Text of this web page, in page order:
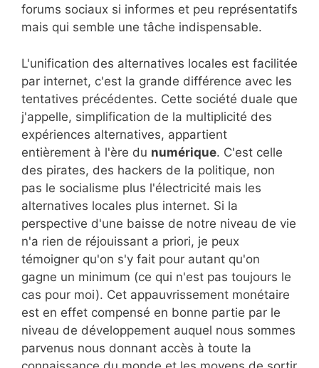
forums sociaux si informes et peu représentatifs
mais qui semble une tâche indispensable.
L'unification des alternatives locales est facilitée
par internet, c'est la grande différence avec les
tentatives précédentes. Cette société duale que
j'appelle, simplification de la multiplicité des
expériences alternatives, appartient
entièrement à l'ère du numérique. C'est celle
des pirates, des hackers de la politique, non
pas le socialisme plus l'électricité mais les
alternatives locales plus internet. Si la
perspective d'une baisse de notre niveau de vie
n'a rien de réjouissant a priori, je peux
témoigner qu'on s'y fait pour autant qu'on
gagne un minimum (ce qui n'est pas toujours le
cas pour moi). Cet appauvrissement monétaire
est en effet compensé en bonne partie par le
niveau de développement auquel nous sommes
parvenus nous donnant accès à toute la